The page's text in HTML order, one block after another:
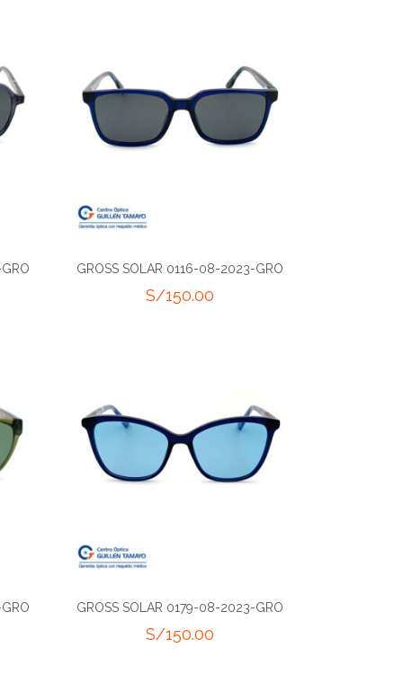
GROSS SOLAR 0116-08-2023-GRO
S/150.00
GROSS SOLAR 0179-08-2023-GRO
S/150.00